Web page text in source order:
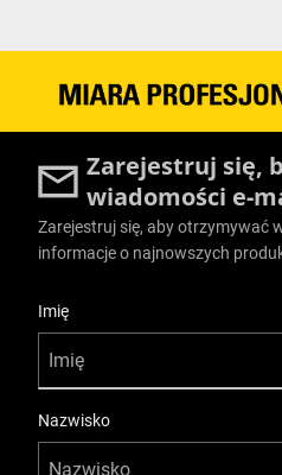
Zarejestruj się,
wiadomości e-
Zarejestruj się, aby otrzymywać
informacje o najnowszych
Imię
Nazwisko